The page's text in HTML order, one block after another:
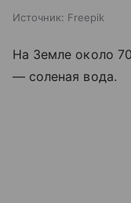
Источник: Freepik
На Земле около
— соленая вода.